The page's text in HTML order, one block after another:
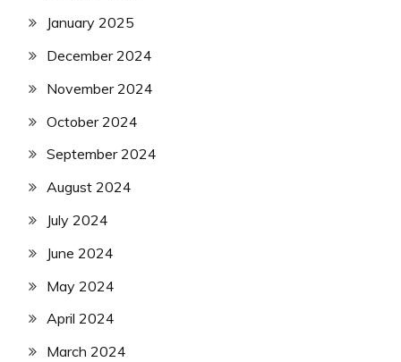
January 2025
December 2024
November 2024
October 2024
September 2024
August 2024
July 2024
June 2024
May 2024
April 2024
March 2024